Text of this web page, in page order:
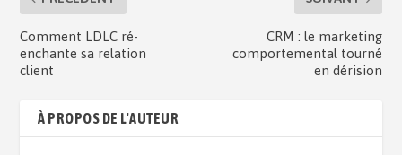
Comment LDLC ré-
enchante sa relation
client
CRM : le marketing
comportemental tourné
en dérision
À PROPOS DE L'AUTEUR